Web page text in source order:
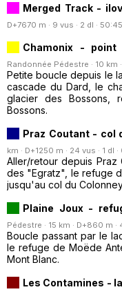
Merged Track -
D+7670 m · 9 vus · 2 dl · 50:45
Chamonix -
Randonnée Pédestre · 10 km
Petite boucle depuis le
cascade du Dard, le
glacier des Bossons,
Bossons.
Praz Coutant - col
km · D+1250 m · 24 vus · 1 dl ·
Aller/retour depuis Praz
des "Egratz", le refuge
jusqu'au col du
Plaine Joux -
Pédestre · 15 km · D+860 m ·
Boucle passant par le
le refuge de Moëde
Mont Blanc.
Les Contamines -